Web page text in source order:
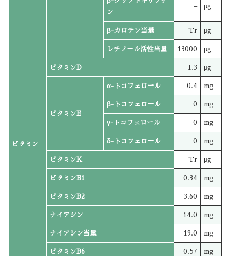
ビタミン
ン
– μg
β-カロテン当量 Tr μg
レチノール活性当量 13000 μg
ビタミンD 1.3 μg
ビタミンE
α-トコフェロール 0.4 mg
β-トコフェロール 0 mg
γ-トコフェロール 0 mg
δ-トコフェロール 0 mg
ビタミンK Tr μg
ビタミンB1 0.34 mg
ビタミンB2 3.60 mg
ナイアシン 14.0 mg
ナイアシン当量 19.0 mg
ビタミンB6 0.57 mg